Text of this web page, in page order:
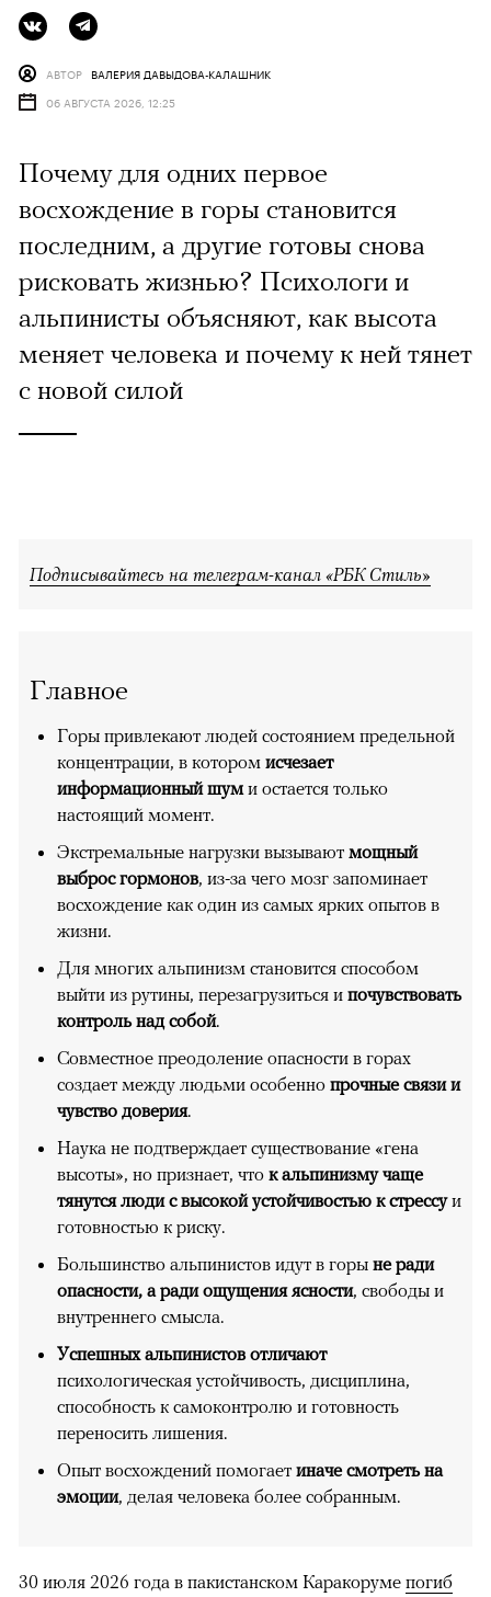
АВТОР ВАЛЕРИЯ ДАВЫДОВА-КАЛАШНИК
06 АВГУСТА 2026, 12:25
Почему для одних первое
восхождение в горы становится
последним, а другие готовы снова
рисковать жизнью? Психологи и
альпинисты объясняют, как высота
меняет человека и почему к ней тянет
с новой силой
Подписывайтесь на телеграм-канал «РБК Стиль»
Главное
Горы привлекают людей состоянием предельной
концентрации, в котором исчезает
информационный шуми остается только
настоящий момент.
Экстремальные нагрузки вызывают мощный
выброс гормонов, из-за чего мозг запоминает
восхождение как один из самых ярких опытов в
жизни.
Для многих альпинизм становится способом
выйти из рутины, перезагрузиться и почувствовать
контроль над собой.
Совместное преодоление опасности в горах
создает между людьми особенно прочные связи и
чувство доверия.
Наука не подтверждает существование «гена
высоты», но признает, что к альпинизму чаще
тянутся люди с высокой устойчивостью к стрессуи
готовностью к риску.
Большинство альпинистов идут в горы не ради
опасности, а ради ощущения ясности, свободы и
внутреннего смысла.
Успешных альпинистов отличают
психологическая устойчивость, дисциплина,
способность к самоконтролю и готовность
переносить лишения.
Опыт восхождений помогает иначе смотреть на
эмоции, делая человека более собранным.
30 июля 2026 года в пакистанском Каракоруме погиб